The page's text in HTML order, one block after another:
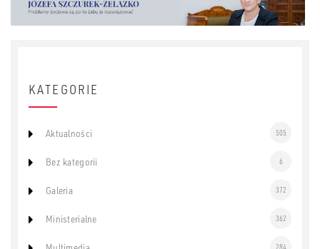
KATEGORIE
Aktualności 505
Bez kategorii 6
Galeria 372
Ministerialne 362
284